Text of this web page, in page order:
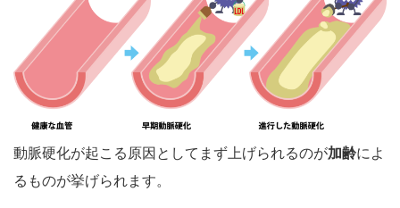
動脈硬化が起こる原因としてまず上げられるのが加齢によ
るものが挙げられます。